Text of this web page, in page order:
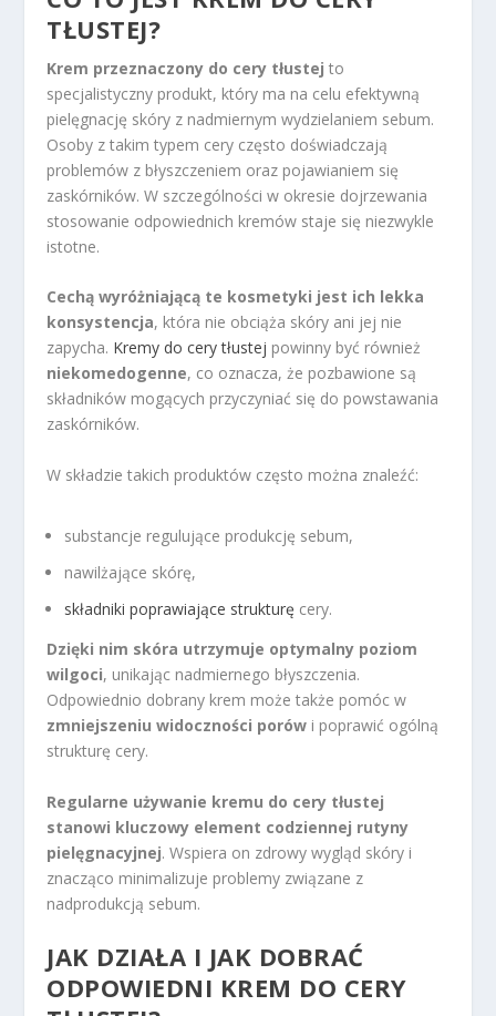
TŁUSTEJ?
Krem przeznaczony do cery tłustej to
specjalistyczny produkt, który ma na celu efektywną
pielęgnację skóry z nadmiernym wydzielaniem sebum.
Osoby z takim typem cery często doświadczają
problemów z błyszczeniem oraz pojawianiem się
zaskórników. W szczególności w okresie dojrzewania
stosowanie odpowiednich kremów staje się niezwykle
istotne.
Cechą wyróżniającą te kosmetyki jest ich lekka
konsystencja, która nie obciąża skóry ani jej nie
zapycha. Kremy do cery tłustej powinny być również
niekomedogenne, co oznacza, że pozbawione są
składników mogących przyczyniać się do powstawania
zaskórników.
W składzie takich produktów często można znaleźć:
substancje regulujące produkcję sebum,
nawilżające skórę,
składniki poprawiające strukturę cery.
Dzięki nim skóra utrzymuje optymalny poziom
wilgoci, unikając nadmiernego błyszczenia.
Odpowiednio dobrany krem może także pomóc w
zmniejszeniu widoczności porów i poprawić ogólną
strukturę cery.
Regularne używanie kremu do cery tłustej
stanowi kluczowy element codziennej rutyny
pielęgnacyjnej. Wspiera on zdrowy wygląd skóry i
znacząco minimalizuje problemy związane z
nadprodukcją sebum.
JAK DZIAŁA I JAK DOBRAĆ
ODPOWIEDNI KREM DO CERY